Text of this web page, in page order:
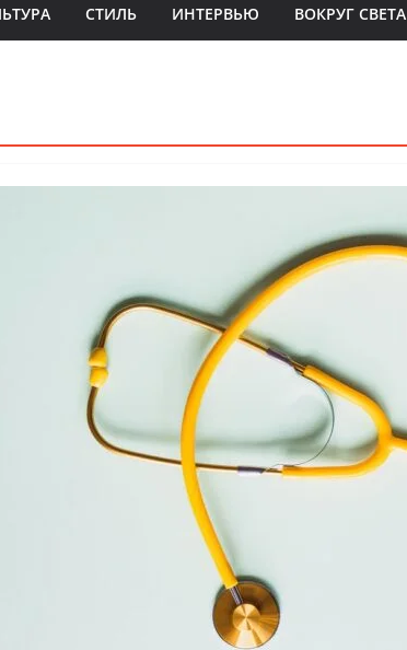
СТИЛЬ ИНТЕРВЬЮ ВОКРУГ СВЕТА